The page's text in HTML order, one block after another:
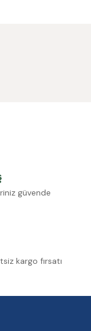
güvende
kargo fırsatı